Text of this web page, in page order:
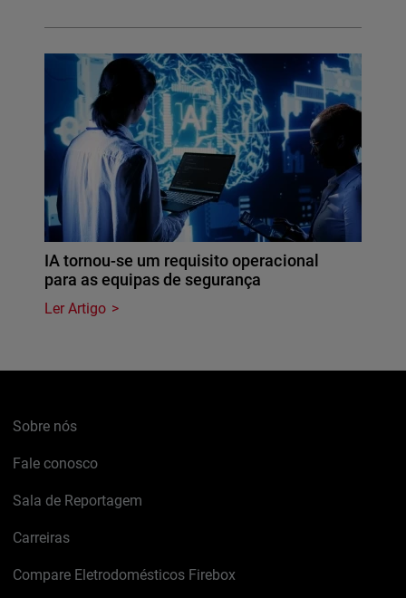
IA tornou-se um requisito operacional
para as equipas de segurança
Ler Artigo
Sobre nós
Fale conosco
Sala de Reportagem
Carreiras
Compare Eletrodomésticos Firebox